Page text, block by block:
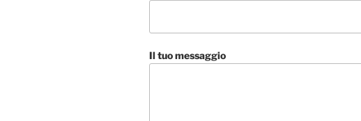
Il tuo messaggio